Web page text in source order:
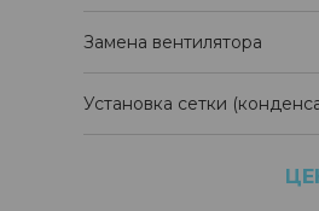
Замена вентилятора
Установка сетки